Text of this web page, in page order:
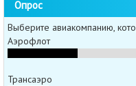
Опрос
Выберите авиакомпанию,
Аэрофлот
Трансаэро